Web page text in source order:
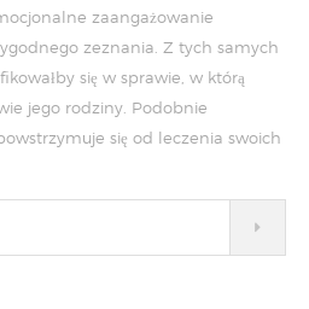
zaangażowanie
zeznania. Z tych samych
się w sprawie, w którą
jego rodziny. Podobnie
się od leczenia swoich